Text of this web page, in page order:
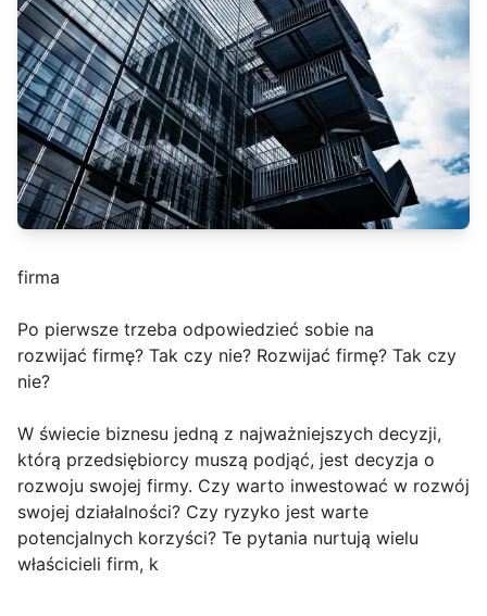
firma
Po pierwsze trzeba odpowiedzieć sobie na
rozwijać firmę? Tak czy nie? Rozwijać firmę? Tak czy
nie?
W świecie biznesu jedną z najważniejszych decyzji,
którą przedsiębiorcy muszą podjąć, jest decyzja o
rozwoju swojej firmy. Czy warto inwestować w rozwój
swojej działalności? Czy ryzyko jest warte
potencjalnych korzyści? Te pytania nurtują wielu
właścicieli firm, k